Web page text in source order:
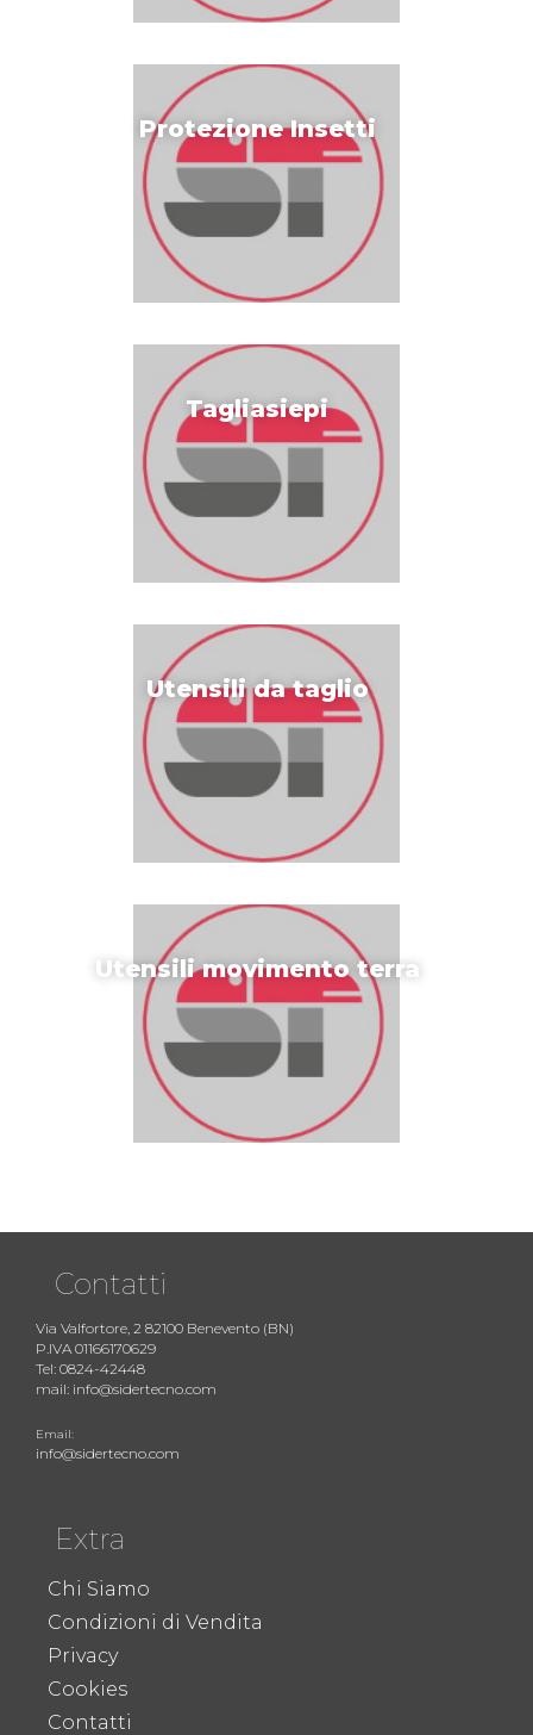
Protezione Insetti
Tagliasiepi
Utensili da taglio
Utensili movimento terra
Contatti
Via Valfortore, 2 82100 Benevento (BN)
P.IVA 01166170629
Tel: 0824-42448
mail: info@sidertecno.com
Email:
info@sidertecno.com
Extra
Chi Siamo
Condizioni di Vendita
Privacy
Cookies
Contatti